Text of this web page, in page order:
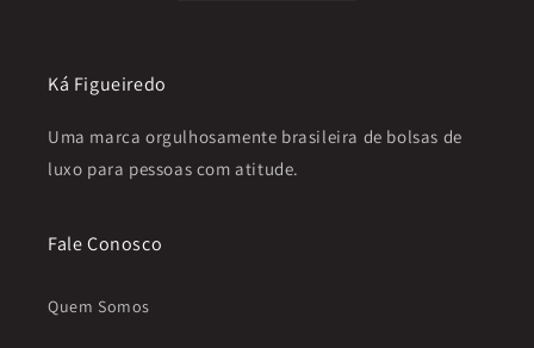
Ká Figueiredo
Uma marca orgulhosamente brasileira de bolsas de
luxo para pessoas com atitude.
Fale Conosco
Quem Somos